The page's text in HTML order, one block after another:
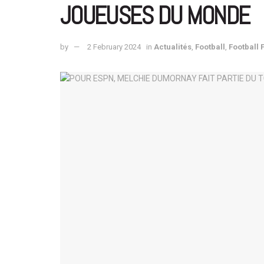
JOUEUSES DU MONDE
by 2 February 2024 in Actualités Football Football